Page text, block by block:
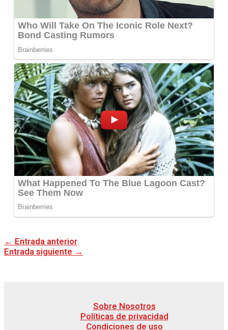
← Entrada anterior
Entrada siguiente →
Sobre Nosotros
Políticas de privacidad
Condiciones de uso